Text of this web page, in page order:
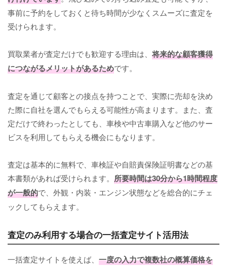
事前に予約をしておくと待ち時間が少なくスムーズに査定を
受けられます。
買取業者が査定だけでも歓迎する理由は、 将来的な顧客獲得
につながるメリットがあるためです。
査定を通じて顧客との接点を持つことで、実際に売却を決め
た際に自社を選んでもらえる可能性が高まります。また、査
定だけで終わったとしても、車検や中古車購入など他のサー
ビスを利用してもらえる機会にもなります。
査定は基本的に無料で、車検証や自賠責保険証明書などの基
本書類があれば受けられます。 所要時間は30分から1時間程度
が一般的で、外観・内装・エンジン状態などを総合的にチェ
ックしてもらえます。
査定のみ利用する場合の一括査定サイト活用法
一括査定サイトを使えば、 一度の入力で複数社の概算価格を